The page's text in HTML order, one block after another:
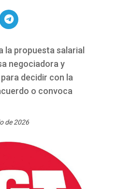
la propuesta salarial
negociadora y
decidir con la
o convoca
de 2026